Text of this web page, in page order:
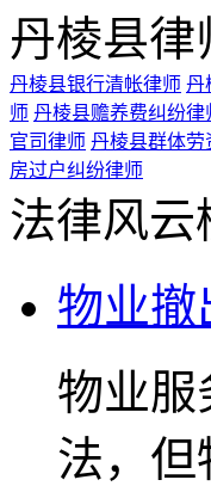
丹棱县律
丹棱县银行清帐律师 丹
师 丹棱县赡养费纠纷律
官司律师 丹棱县群体劳
房过户纠纷律师
法律风云
物业撤
物业服
法，但